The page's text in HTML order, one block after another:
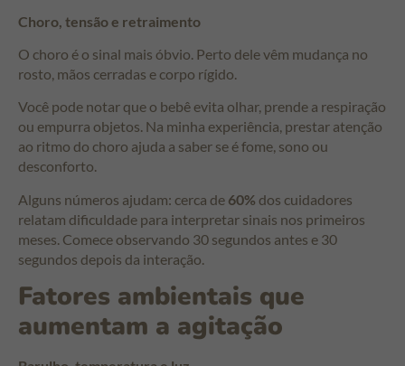
Choro, tensão e retraimento
O choro é o sinal mais óbvio. Perto dele vêm mudança no
rosto, mãos cerradas e corpo rígido.
Você pode notar que o bebê evita olhar, prende a respiração
ou empurra objetos. Na minha experiência, prestar atenção
ao ritmo do choro ajuda a saber se é fome, sono ou
desconforto.
Alguns números ajudam: cerca de 60% dos cuidadores
relatam dificuldade para interpretar sinais nos primeiros
meses. Comece observando 30 segundos antes e 30
segundos depois da interação.
Fatores ambientais que
aumentam a agitação